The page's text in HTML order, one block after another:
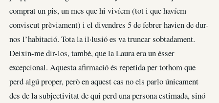
comprat un pis, un mes que hi vivíem (tot i que havíem
conviscut prèviament) i el divendres 5 de febrer havien de dur-
nos l’habitació. Tota la il·lusió es va truncar sobtadament.
Deixin-me dir-los, també, que la Laura era un ésser
excepcional. Aquesta afirmació és repetida per tothom que
perd algú proper, però en aquest cas no els parlo únicament
des de la subjectivitat de qui perd una persona estimada, sinó